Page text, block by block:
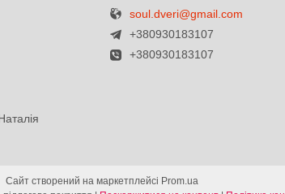
soul.dveri@gmail.com
+380930183107
+380930183107
Сайт створений на маркетплейсі Prom.ua